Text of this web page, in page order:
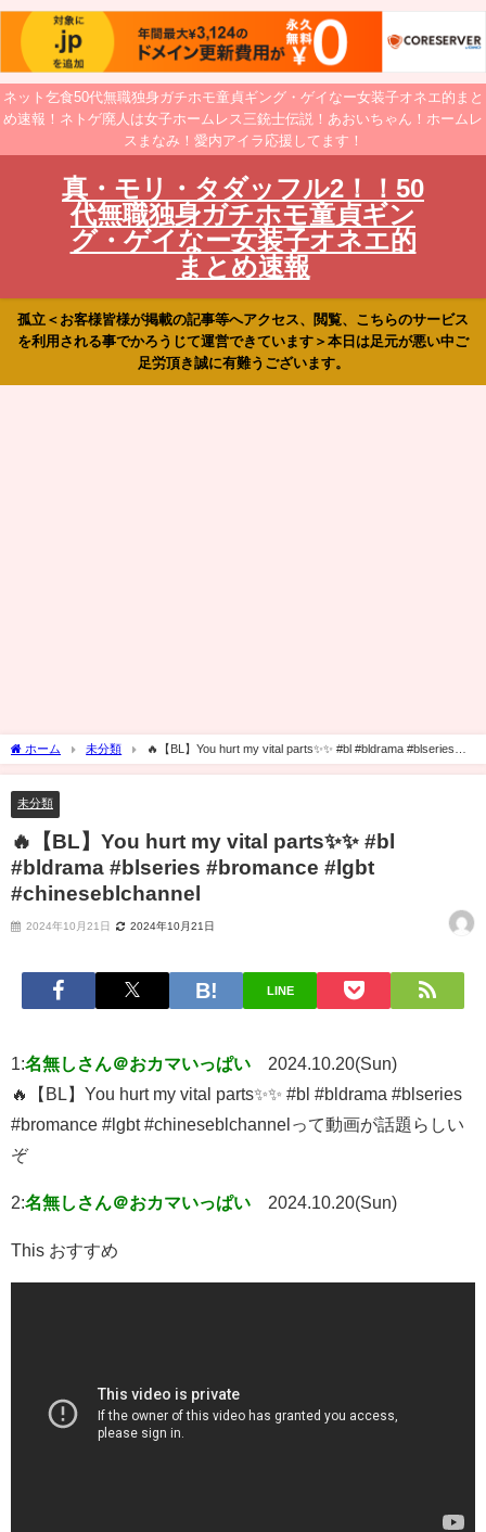
ネット乞食50代無職独身ガチホモ童貞ギング・ゲイなー女装子オネエ的まと
め速報！ネトゲ廃人は女子ホームレス三銃士伝説！あおいちゃん！ホームレ
スまなみ！愛内アイラ応援してます！
真・モリ・タダッフル2！！50
代無職独身ガチホモ童貞ギン
グ・ゲイなー女装子オネエ的
まとめ速報
孤立＜お客様皆様が掲載の記事等へアクセス、閲覧、こちらのサービス
を利用される事でかろうじて運営できています＞本日は足元が悪い中ご
足労頂き誠に有難うございます。
ホーム 未分類
🔥【BL】You hurt my vital parts✨✨ #bl #bldrama #blseries
#bromance #lgbt #chineseblchannel
未分類
🔥【BL】You hurt my vital parts✨✨ #bl
#bldrama #blseries #bromance #lgbt
#chineseblchannel
2024年10月21日 2024年10月21日
LINE
1:名無しさん＠おカマいっぱい
2024.10.20(Sun)
🔥【BL】You hurt my vital parts✨✨ #bl #bldrama #blseries
#bromance #lgbt #chineseblchannelって動画が話題らしい
ぞ
2:名無しさん＠おカマいっぱい 2024.10.20(Sun)
This おすすめ